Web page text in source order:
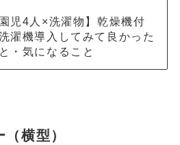
園児4人×洗濯物】乾燥機付
濯機導入してみて良かった
・気になること
横型）